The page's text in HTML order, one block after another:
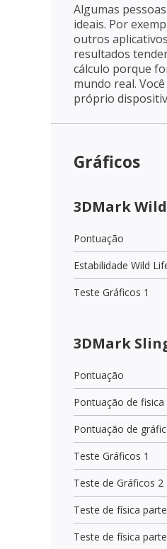
Algumas
ideais. Por
outros
resultados
cálculo porque
mundo real.
próprio
Gráficos
3DMark
Pontuação
Estabilidade Wild
Teste Gráficos 1
3DMark
Pontuação
Pontuação de fisica
Pontuação de
Teste Gráficos 1
Teste de Gráficos 2
Teste de física
Teste de física